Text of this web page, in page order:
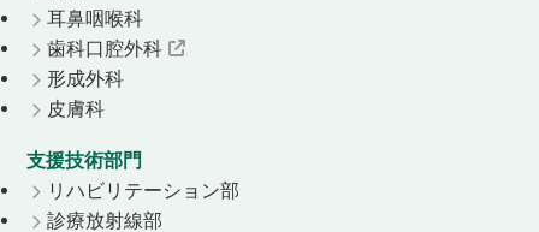
耳鼻咽喉科
歯科口腔外科
形成外科
皮膚科
支援技術部門
リハビリテーション部
診療放射線部